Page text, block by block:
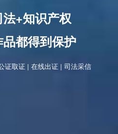
+知识产权
都得到保护
证取证 | 在线出证 | 司法采信